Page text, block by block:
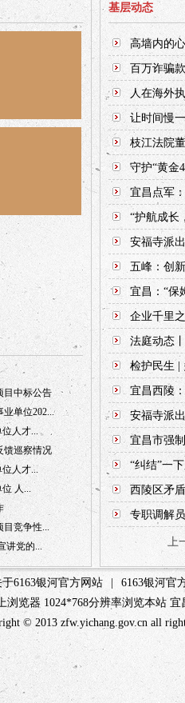
目中标公告
单位202...
位人才...
馈巡察情况
位人才...
人...
目竞争性...
讲党的...
基层动态
高墙内的
百万诈骗
人在海外
让时间慢
枝江法院
守护“黄金
宜昌点军
“护航成长
安福寺派
五峰：创
宜昌：“保
企业千里
法庭动态
检护民生 |
宜昌西陵
安福寺派
宜昌市强
“纠结”一
西陵区矛
专职调解
上
于6163银河官方网站
6163银河官
浏览器 1024*768分辨率浏览本站
© 2013 zfw.yichang.gov.cn all